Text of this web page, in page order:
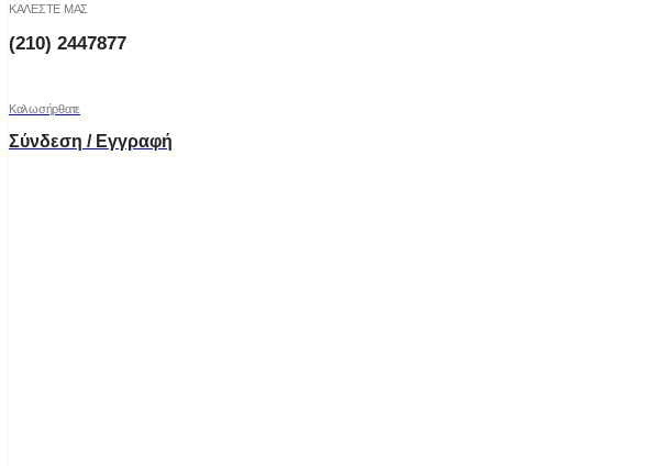
ΚΑΛΕΣΤΕ ΜΑΣ
(210) 2447877
Καλωσήρθατε
Σύνδεση / Εγγραφή